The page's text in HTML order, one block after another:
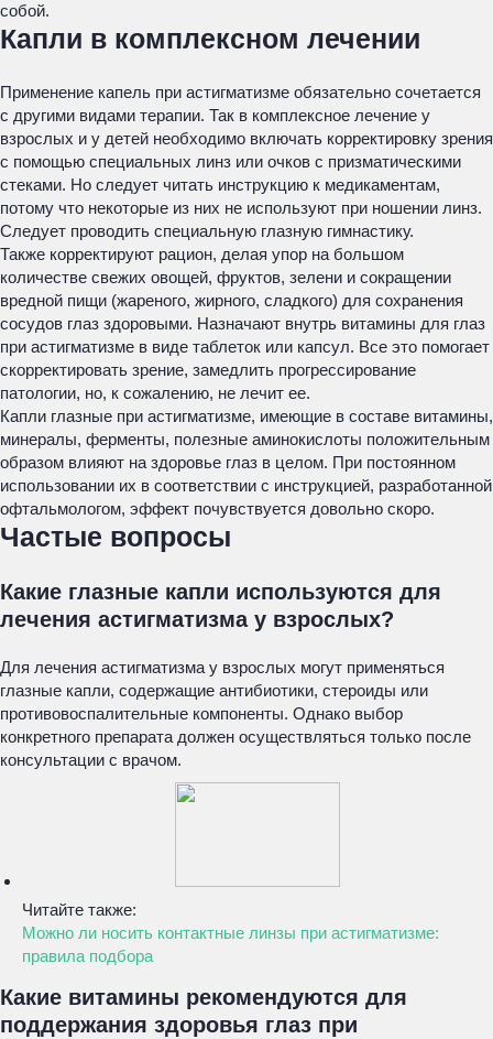
собой.
Капли в комплексном лечении
Применение капель при астигматизме обязательно сочетается
с другими видами терапии. Так в комплексное лечение у
взрослых и у детей необходимо включать корректировку зрения
с помощью специальных линз или очков с призматическими
стеками. Но следует читать инструкцию к медикаментам,
потому что некоторые из них не используют при ношении линз.
Следует проводить специальную глазную гимнастику.
Также корректируют рацион, делая упор на большом
количестве свежих овощей, фруктов, зелени и сокращении
вредной пищи (жареного, жирного, сладкого) для сохранения
сосудов глаз здоровыми. Назначают внутрь витамины для глаз
при астигматизме в виде таблеток или капсул. Все это помогает
скорректировать зрение, замедлить прогрессирование
патологии, но, к сожалению, не лечит ее.
Капли глазные при астигматизме, имеющие в составе витамины,
минералы, ферменты, полезные аминокислоты положительным
образом влияют на здоровье глаз в целом. При постоянном
использовании их в соответствии с инструкцией, разработанной
офтальмологом, эффект почувствуется довольно скоро.
Частые вопросы
Какие глазные капли используются для
лечения астигматизма у взрослых?
Для лечения астигматизма у взрослых могут применяться
глазные капли, содержащие антибиотики, стероиды или
противовоспалительные компоненты. Однако выбор
конкретного препарата должен осуществляться только после
консультации с врачом.
Читайте также:
Можно ли носить контактные линзы при астигматизме:
правила подбора
Какие витамины рекомендуются для
поддержания здоровья глаз при